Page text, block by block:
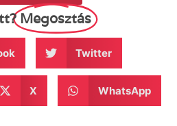
Megosztás
Twitter
X WhatsApp